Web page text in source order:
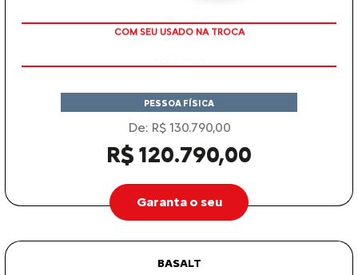
TAXA ZERO
PESSOA FÍSICA
De: R$ 130.790,00
R$ 120.790,00
Garanta o seu
BASALT